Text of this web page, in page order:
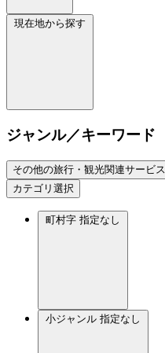
現在地から探す
ジャンル／キーワード
その他の旅行・観光関連サービス
カテゴリ選択
町村字 指定なし
小ジャンル 指定なし